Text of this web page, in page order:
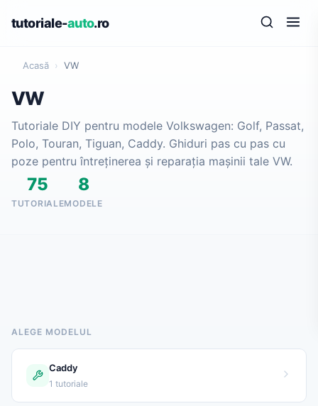
tutoriale-auto.ro
Acasă › VW
VW
Tutoriale DIY pentru modele Volkswagen: Golf, Passat,
Polo, Touran, Tiguan, Caddy. Ghiduri pas cu pas cu
poze pentru întreținerea și reparația mașinii tale VW.
75
TUTORIALE
8
MODELE
ALEGE MODELUL
Caddy
1 tutoriale